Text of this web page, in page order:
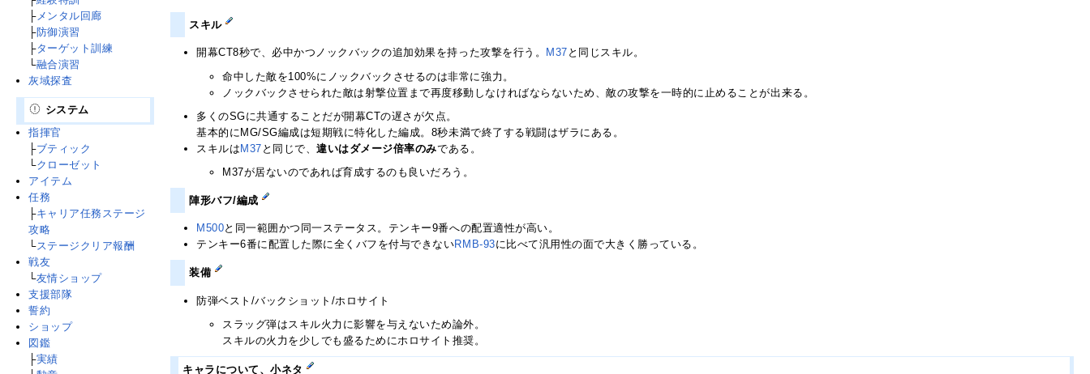
スキル
開幕CT8秒で、必中かつノックバックの追加効果を持った攻撃を行う。 M37 と同じスキル。
命中した敵を100%にノックバックさせるのは非常に強力。
ノックバックさせられた敵は射撃位置まで再度移動しなければならないため、敵の攻撃を一時的に止めることが出来る。
多くのSGに共通することだが開幕CTの遅さが欠点。
基本的にMG/SG編成は短期戦に特化した編成。8秒未満で終了する戦闘はザラにある。
スキルはM37 と同じで、違いはダメージ倍率のみである。
M37が居ないのであれば育成するのも良いだろう。
陣形バフ/編成
M500と同一範囲かつ同一ステータス。テンキー9番への配置適性が高い。
テンキー6番に配置した際に全くバフを付与できないRMB-93に比べて汎用性の面で大きく勝っている。
装備
防弾ベスト/バックショット/ホロサイト
スラッグ弾はスキル火力に影響を与えないため論外。
スキルの火力を少しでも盛るためにホロサイト推奨。
キャラについて、小ネタ
├メンタル回廊
├防御演習
├ターゲット訓練
└融合演習
灰域探査
システム
指揮官
├ブティック
└クローゼット
アイテム
任務
├キャリア任務ステージ
攻略
└ステージクリア報酬
戦友
└友情ショップ
支援部隊
誓約
ショップ
図鑑
├実績